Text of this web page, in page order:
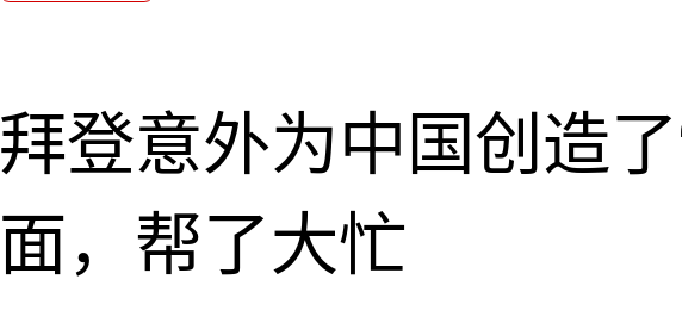
拜登意外为中国创造了
面，帮了大忙